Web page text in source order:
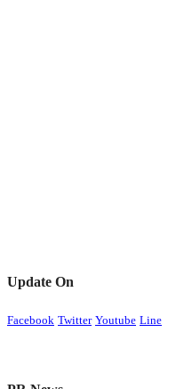
Update On
Facebook Twitter Youtube Line